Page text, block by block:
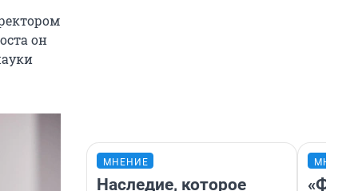
он
МНЕНИЕ
Наследие, которое